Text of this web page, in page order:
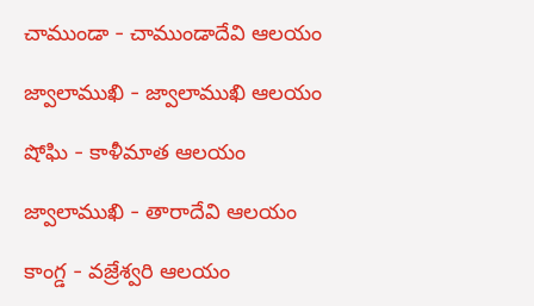
చాముండా - చాముండాదేవి ఆలయం
జ్వాలాముఖి - జ్వాలాముఖి ఆలయం
షోఘి - కాళీమాత ఆలయం
జ్వాలాముఖి - తారాదేవి ఆలయం
కాంగ్డ - వజ్రేశ్వరి ఆలయం